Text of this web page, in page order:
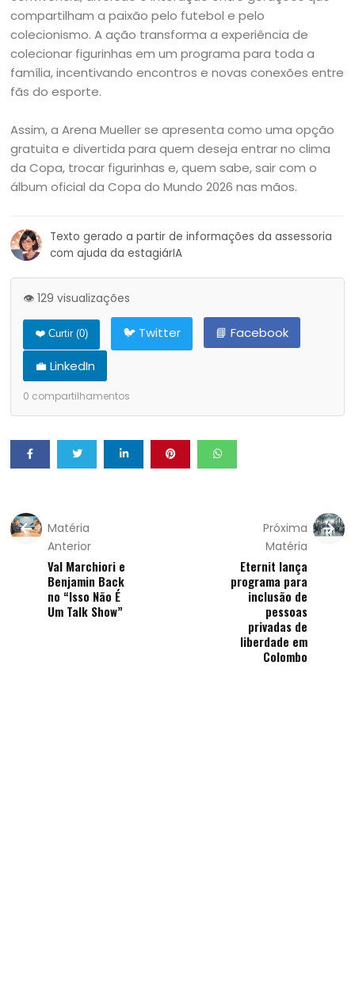
compartilham a paixão pelo futebol e pelo
colecionismo. A ação transforma a experiência de
colecionar figurinhas em um programa para toda a
família, incentivando encontros e novas conexões entre
fãs do esporte.
Assim, a Arena Mueller se apresenta como uma opção
gratuita e divertida para quem deseja entrar no clima
da Copa, trocar figurinhas e, quem sabe, sair com o
álbum oficial da Copa do Mundo 2026 nas mãos.
Texto gerado a partir de informações da assessoria
com ajuda da estagiárIA
👁️ 129 visualizações
❤️ Curtir (0) 🐦 Twitter
📘 Facebook
💼 LinkedIn
0 compartilhamentos
Matéria
Anterior
Val Marchiori e
Benjamin Back
no “Isso Não É
Um Talk Show”
Próxima
Matéria
Eternit lança
programa para
inclusão de
pessoas
privadas de
liberdade em
Colombo